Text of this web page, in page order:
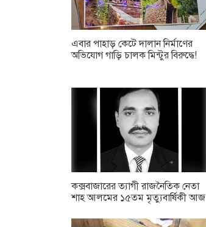
​এবার পাহাড় কেটে দালান নির্মাণের
অভিযোগ গাড়ি চালক মিন্টুর বিরুদ্ধে!
কক্সবাজারের ত্যাগী রাজনৈতিক নেতা
শাহ আলমের ১৫তম মৃত্যুবার্ষিকী আজ